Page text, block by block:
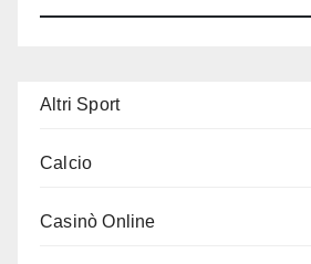
Altri Sport
Calcio
Casinò Online